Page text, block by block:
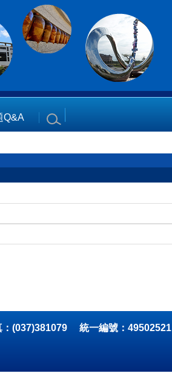
Q&A
(037)381079 統一編號：49502521